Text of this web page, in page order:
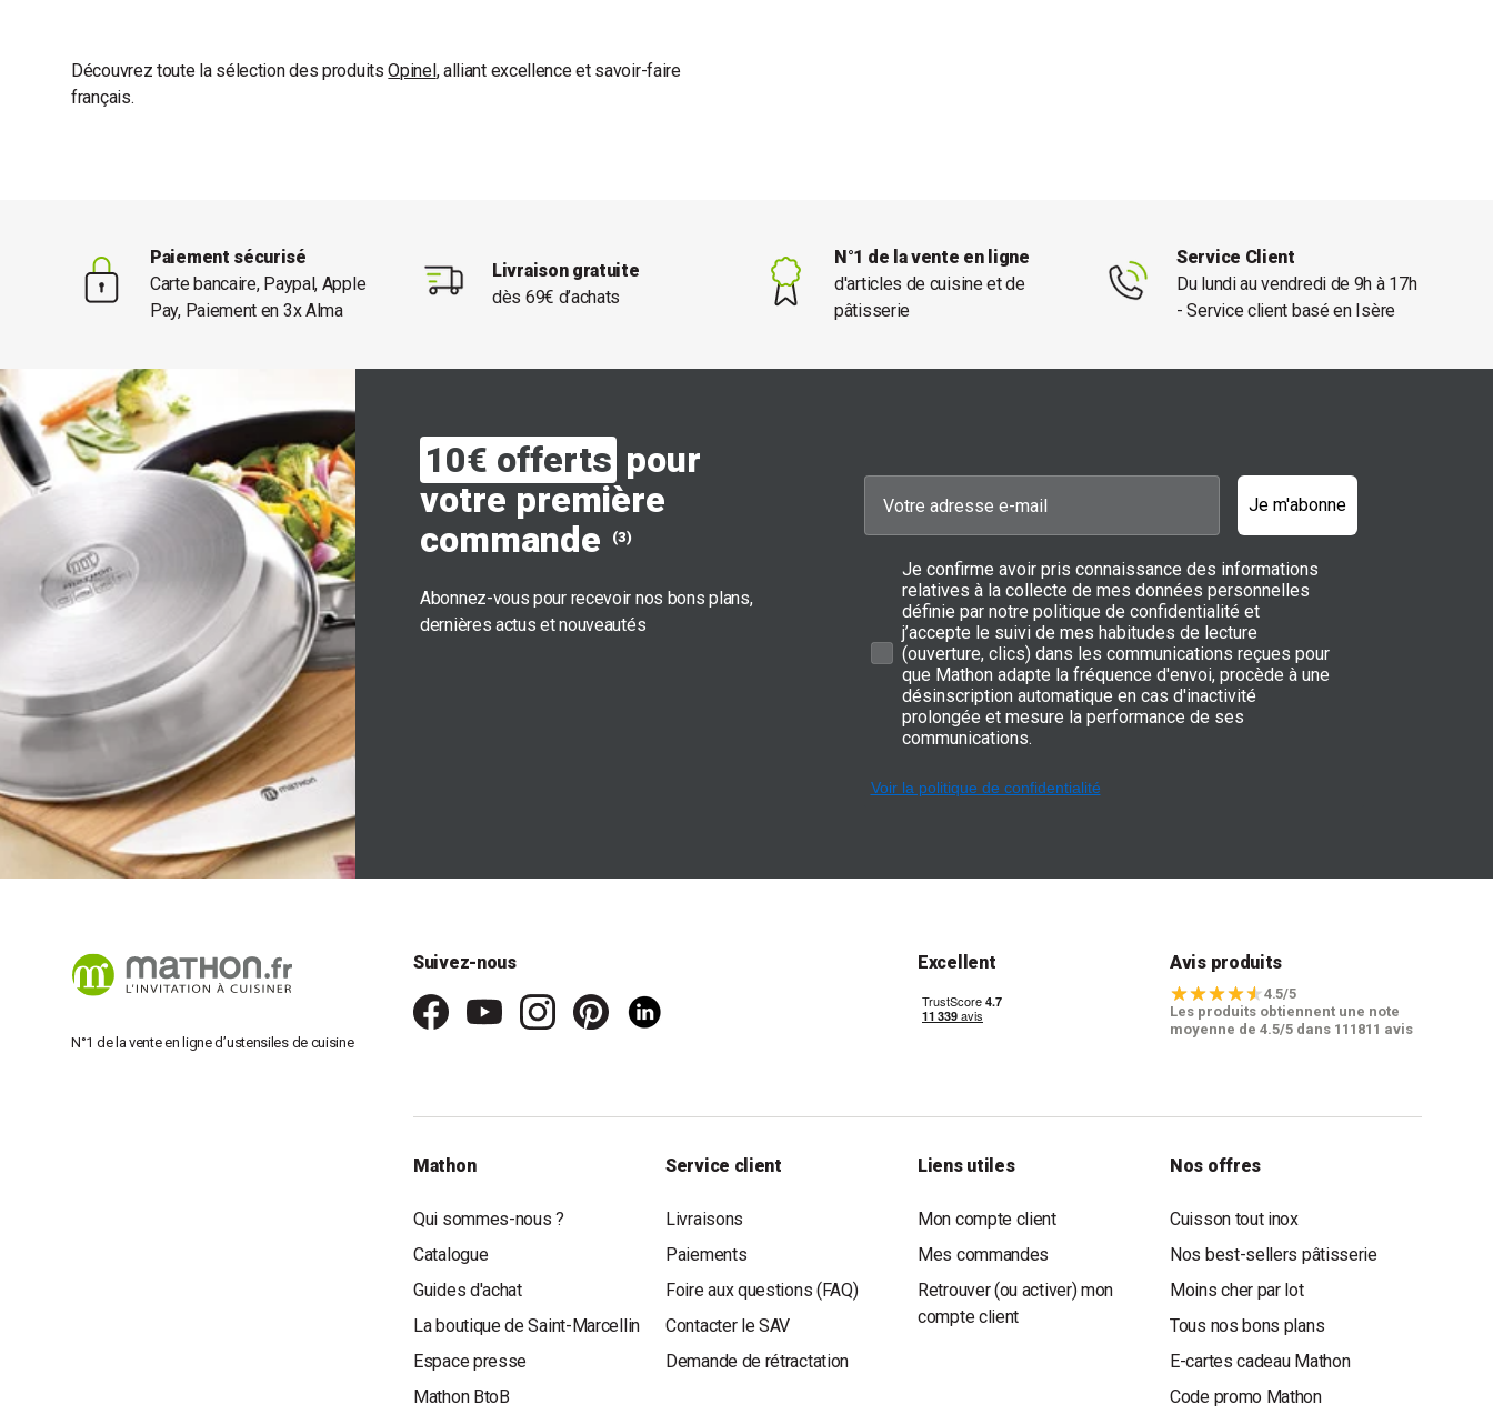
Découvrez toute la sélection des produitsOpinel, alliant excellence et savoir-faire
français.
Paiement sécurisé
Carte bancaire, Paypal, Apple
Pay, Paiement en 3x Alma
Livraison gratuite
dès 69€ d’achats
N°1 de la vente en ligne
d'articles de cuisine et de
pâtisserie
Service Client
Du lundi au vendredi de 9h à 17h
- Service client basé en Isère
10€ offerts pour
votre première
commande
(3)
Abonnez-vous pour recevoir nos bons plans,
dernières actus et nouveautés
Je m'abonne
Je confirme avoir pris connaissance des informations
relatives à la collecte de mes données personnelles
définie par notre politique de confidentialité et
j’accepte le suivi de mes habitudes de lecture
(ouverture, clics) dans les communications reçues pour
que Mathon adapte la fréquence d'envoi, procède à une
désinscription automatique en cas d'inactivité
prolongée et mesure la performance de ses
communications.
Voir la politique de confidentialité
N°1 de la vente en ligne d’ustensiles de cuisine
Suivez-nous Excellent Avis produits
4.5/5
Les produits obtiennent une note
moyenne de 4.5/5 dans 111811 avis
Mathon
Qui sommes-nous ?
Catalogue
Guides d'achat
La boutique de Saint-Marcellin
Espace presse
Mathon BtoB
Service client
Livraisons
Paiements
Foire aux questions (FAQ)
Contacter le SAV
Demande de rétractation
Liens utiles
Mon compte client
Mes commandes
Retrouver (ou activer) mon
compte client
Nos offres
Cuisson tout inox
Nos best-sellers pâtisserie
Moins cher par lot
Tous nos bons plans
E-cartes cadeau Mathon
Code promo Mathon